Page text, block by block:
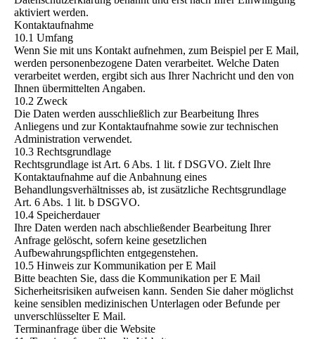
aktiviert werden.
Kontaktaufnahme
10.1 Umfang
Wenn Sie mit uns Kontakt aufnehmen, zum Beispiel per E Mail,
werden personenbezogene Daten verarbeitet. Welche Daten
verarbeitet werden, ergibt sich aus Ihrer Nachricht und den von
Ihnen übermittelten Angaben.
10.2 Zweck
Die Daten werden ausschließlich zur Bearbeitung Ihres
Anliegens und zur Kontaktaufnahme sowie zur technischen
Administration verwendet.
10.3 Rechtsgrundlage
Rechtsgrundlage ist Art. 6 Abs. 1 lit. f DSGVO. Zielt Ihre
Kontaktaufnahme auf die Anbahnung eines
Behandlungsverhältnisses ab, ist zusätzliche Rechtsgrundlage
Art. 6 Abs. 1 lit. b DSGVO.
10.4 Speicherdauer
Ihre Daten werden nach abschließender Bearbeitung Ihrer
Anfrage gelöscht, sofern keine gesetzlichen
Aufbewahrungspflichten entgegenstehen.
10.5 Hinweis zur Kommunikation per E Mail
Bitte beachten Sie, dass die Kommunikation per E Mail
Sicherheitsrisiken aufweisen kann. Senden Sie daher möglichst
keine sensiblen medizinischen Unterlagen oder Befunde per
unverschlüsselter E Mail.
Terminanfrage über die Website